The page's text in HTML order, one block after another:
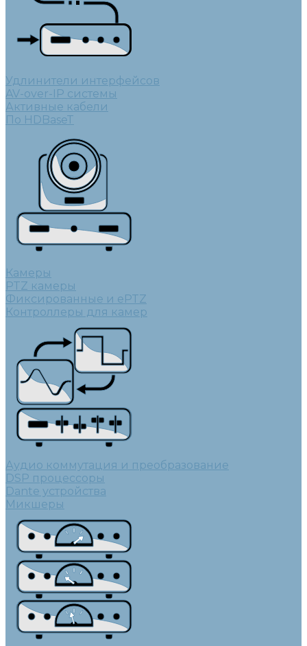
Удлинители интерфейсов
AV-over-IP системы
Активные кабели
По HDBaseT
Камеры
PTZ камеры
Фиксированные и ePTZ
Контроллеры для камер
Аудио коммутация и преобразование
DSP процессоры
Dante устройства
Микшеры